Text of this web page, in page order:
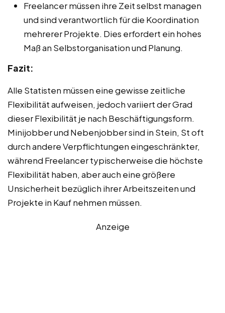
Freelancer müssen ihre Zeit selbst managen
und sind verantwortlich für die Koordination
mehrerer Projekte. Dies erfordert ein hohes
Maß an Selbstorganisation und Planung.
Fazit:
Alle Statisten müssen eine gewisse zeitliche
Flexibilität aufweisen, jedoch variiert der Grad
dieser Flexibilität je nach Beschäftigungsform.
Minijobber und Nebenjobber sind in Stein, St oft
durch andere Verpflichtungen eingeschränkter,
während Freelancer typischerweise die höchste
Flexibilität haben, aber auch eine größere
Unsicherheit bezüglich ihrer Arbeitszeiten und
Projekte in Kauf nehmen müssen.
Anzeige